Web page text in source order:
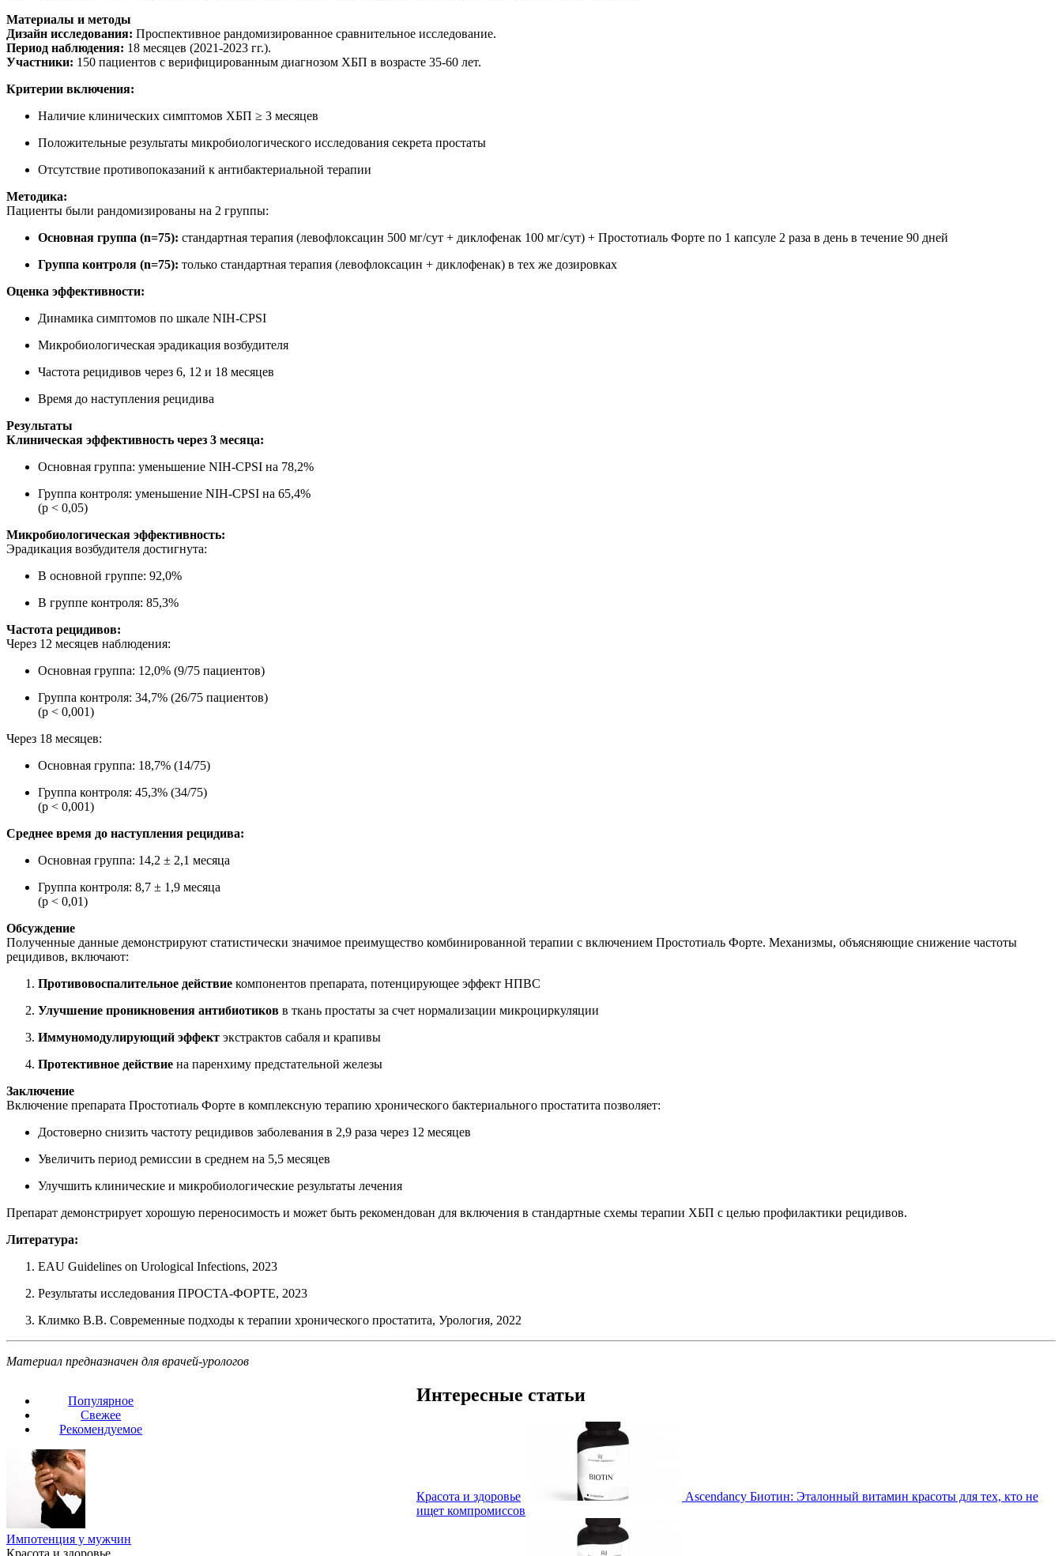
Материалы и методы
Дизайн исследования: Проспективное рандомизированное сравнительное исследование.
Период наблюдения: 18 месяцев (2021-2023 гг.).
Участники: 150 пациентов с верифицированным диагнозом ХБП в возрасте 35-60 лет.
Критерии включения:
Наличие клинических симптомов ХБП ≥ 3 месяцев
Положительные результаты микробиологического исследования секрета простаты
Отсутствие противопоказаний к антибактериальной терапии
Методика:
Пациенты были рандомизированы на 2 группы:
Основная группа (n=75): стандартная терапия (левофлоксацин 500 мг/сут + диклофенак 100 мг/сут) + Простотиаль Форте по 1 капсуле 2 раза в день в течение 90 дней
Группа контроля (n=75): только стандартная терапия (левофлоксацин + диклофенак) в тех же дозировках
Оценка эффективности:
Динамика симптомов по шкале NIH-CPSI
Микробиологическая эрадикация возбудителя
Частота рецидивов через 6, 12 и 18 месяцев
Время до наступления рецидива
Результаты
Клиническая эффективность через 3 месяца:
Основная группа: уменьшение NIH-CPSI на 78,2%
Группа контроля: уменьшение NIH-CPSI на 65,4%
(p < 0,05)
Микробиологическая эффективность:
Эрадикация возбудителя достигнута:
В основной группе: 92,0%
В группе контроля: 85,3%
Частота рецидивов:
Через 12 месяцев наблюдения:
Основная группа: 12,0% (9/75 пациентов)
Группа контроля: 34,7% (26/75 пациентов)
(p < 0,001)
Через 18 месяцев:
Основная группа: 18,7% (14/75)
Группа контроля: 45,3% (34/75)
(p < 0,001)
Среднее время до наступления рецидива:
Основная группа: 14,2 ± 2,1 месяца
Группа контроля: 8,7 ± 1,9 месяца
(p < 0,01)
Обсуждение
Полученные данные демонстрируют статистически значимое преимущество комбинированной терапии с включением Простотиаль Форте. Механизмы, объясняющие снижение частоты
рецидивов, включают:
Противовоспалительное действие компонентов препарата, потенцирующее эффект НПВС
Улучшение проникновения антибиотиков в ткань простаты за счет нормализации микроциркуляции
Иммуномодулирующий эффект экстрактов сабаля и крапивы
Протективное действие на паренхиму предстательной железы
Заключение
Включение препарата Простотиаль Форте в комплексную терапию хронического бактериального простатита позволяет:
Достоверно снизить частоту рецидивов заболевания в 2,9 раза через 12 месяцев
Увеличить период ремиссии в среднем на 5,5 месяцев
Улучшить клинические и микробиологические результаты лечения
Препарат демонстрирует хорошую переносимость и может быть рекомендован для включения в стандартные схемы терапии ХБП с целью профилактики рецидивов.
Литература:
EAU Guidelines on Urological Infections, 2023
Результаты исследования ПРОСТА-ФОРТЕ, 2023
Климко В.В. Современные подходы к терапии хронического простатита, Урология, 2022
Материал предназначен для врачей-урологов
Популярное
Свежее
Рекомендуемое
Импотенция у мужчин
Красота и здоровье
Интересные статьи
Красота и здоровье
Ascendancy Биотин: Эталонный витамин красоты для тех, кто не
ищет компромиссов